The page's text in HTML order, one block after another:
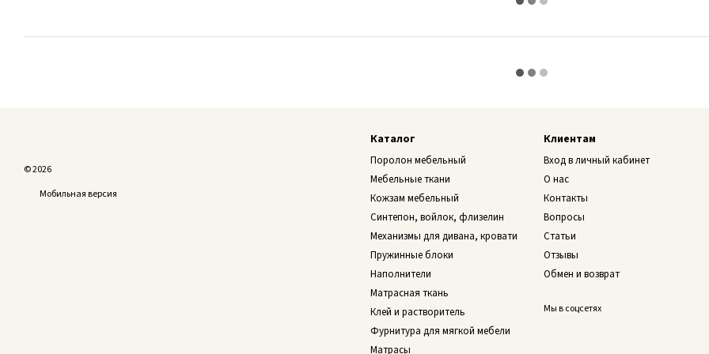
© 2026
Мобильная версия
Каталог
Поролон мебельный
Мебельные ткани
Кожзам мебельный
Синтепон, войлок, флизелин
Механизмы для дивана, кровати
Пружинные блоки
Наполнители
Матрасная ткань
Клей и растворитель
Фурнитура для мягкой мебели
Матрасы
Клиентам
Вход в личный кабинет
О нас
Контакты
Вопросы
Статьи
Отзывы
Обмен и возврат
Мы в соцсетях